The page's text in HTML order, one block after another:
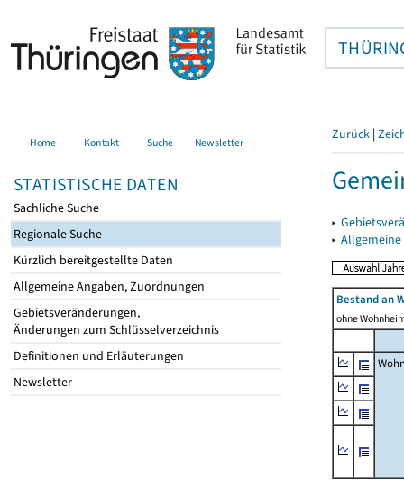
Home Kontakt Suche Newsletter
STATISTISCHE DATEN
Sachliche Suche
Regionale Suche
Kürzlich bereitgestellte Daten
Allgemeine Angaben, Zuordnungen
Gebietsveränderungen,
Änderungen zum Schlüsselverzeichnis
Definitionen und Erläuterungen
Newsletter
Zurück |
▸
▸
Bestand an
ohne